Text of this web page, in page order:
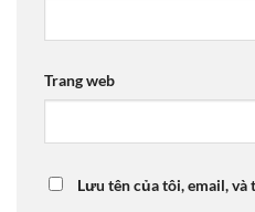
Trang web
Lưu tên của tôi, email,